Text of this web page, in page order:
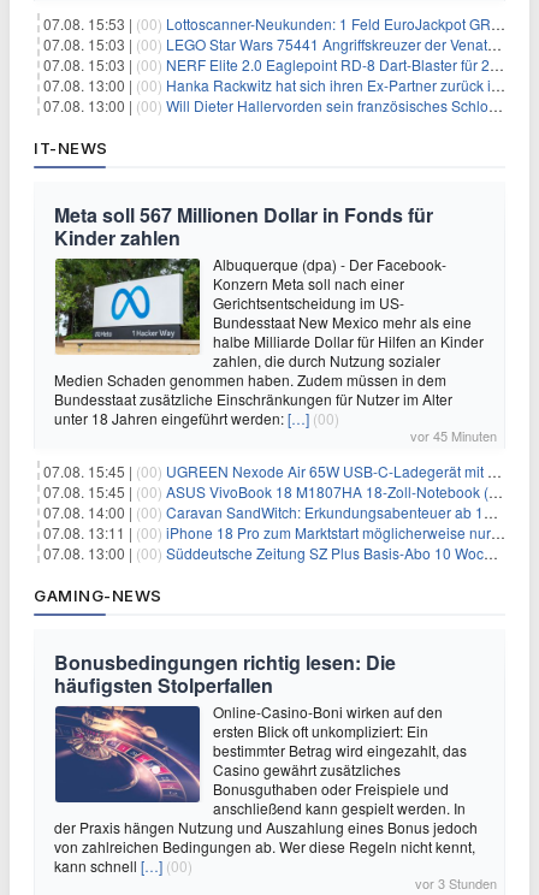
07.08. 15:53 | (00) Lottoscanner-Neukunden: 1 Feld EuroJackpot GRATIS spielen
07.08. 15:03 | (00) LEGO Star Wars 75441 Angriffskreuzer der Venator-Klasse für 50,25€
07.08. 15:03 | (00) NERF Elite 2.0 Eaglepoint RD-8 Dart-Blaster für 20,49€
07.08. 13:00 | (00) Hanka Rackwitz hat sich ihren Ex-Partner zurück ins Haus geholt
07.08. 13:00 | (00) Will Dieter Hallervorden sein französisches Schloss verkaufen?
IT-NEWS
Meta soll 567 Millionen Dollar in Fonds für
Kinder zahlen
Albuquerque (dpa) - Der Facebook-
Konzern Meta soll nach einer
Gerichtsentscheidung im US-
Bundesstaat New Mexico mehr als eine
halbe Milliarde Dollar für Hilfen an Kinder
zahlen, die durch Nutzung sozialer
Medien Schaden genommen haben. Zudem müssen in dem
Bundesstaat zusätzliche Einschränkungen für Nutzer im Alter
unter 18 Jahren eingeführt werden:[…] (00)
vor 45 Minuten
07.08. 15:45 | (00) UGREEN Nexode Air 65W USB-C-Ladegerät mit GaN-Technik für 24,99€
07.08. 15:45 | (00) ASUS VivoBook 18 M1807HA 18-Zoll-Notebook (Ryzen 7, 16GB) für 734,57€
07.08. 14:00 | (00) Caravan SandWitch: Erkundungsabenteuer ab 13.08. gratis im Epic Games Store
07.08. 13:11 | (00) iPhone 18 Pro zum Marktstart möglicherweise nur begrenzt verfügbar
07.08. 13:00 | (00) Süddeutsche Zeitung SZ Plus Basis-Abo 10 Wochen für 10€
GAMING-NEWS
Bonusbedingungen richtig lesen: Die
häufigsten Stolperfallen
Online-Casino-Boni wirken auf den
ersten Blick oft unkompliziert: Ein
bestimmter Betrag wird eingezahlt, das
Casino gewährt zusätzliches
Bonusguthaben oder Freispiele und
anschließend kann gespielt werden. In
der Praxis hängen Nutzung und Auszahlung eines Bonus jedoch
von zahlreichen Bedingungen ab. Wer diese Regeln nicht kennt,
kann schnell […] (00)
vor 3 Stunden